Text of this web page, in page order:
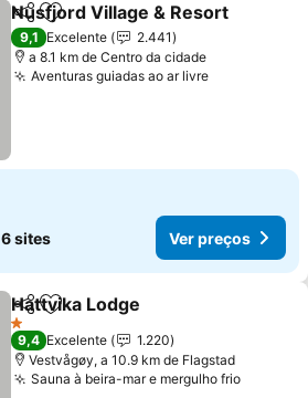
PartilharAdicionar aos favoritos
Nusfjord Village & Resort
9,1 Excelente
2.441
a 8.1 km de Centro da cidade
Aventuras guiadas ao ar livre
6 sites Ver preços
PartilharAdicionar aos favoritos
Hattvika Lodge
1 Estrelas
9,4 Excelente
1.220
Vestvågøy, a 10.9 km de Flagstad
Sauna à beira-mar e mergulho frio